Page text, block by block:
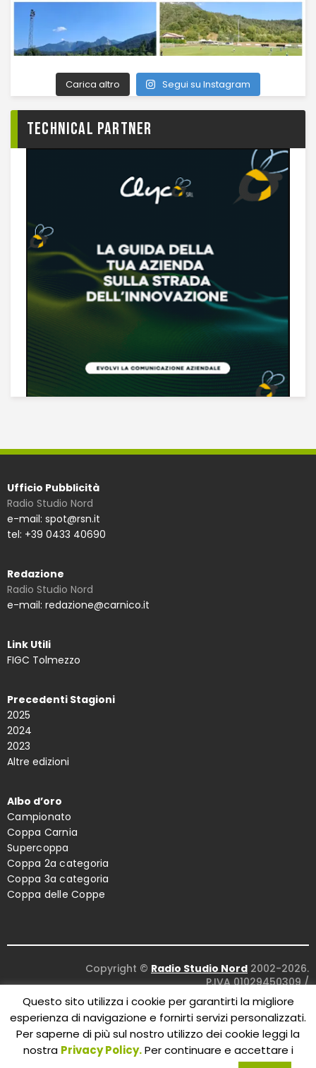
Carica altro Segui su Instagram
TECHNICAL PARTNER
Ufficio Pubblicità
Radio Studio Nord
e-mail: spot@rsn.it
tel: +39 0433 40690
Redazione
Radio Studio Nord
e-mail: redazione@carnico.it
Link Utili
FIGC Tolmezzo
Precedenti Stagioni
2025
2024
2023
Altre edizioni
Albo d’oro
Campionato
Coppa Carnia
Supercoppa
Coppa 2a categoria
Coppa 3a categoria
Coppa delle Coppe
Copyright © Radio Studio Nord 2002-2026.
P.IVA 01029450309/
Concept and design:Five Studio
Maintenance:Clyco SRL. All Rights Reserved.
Questo sito utilizza i cookie per garantirti la migliore
esperienza di navigazione e fornirti servizi personalizzati.
Per saperne di più sul nostro utilizzo dei cookie leggi la
nostra Privacy Policy.Per continuare e accettare i